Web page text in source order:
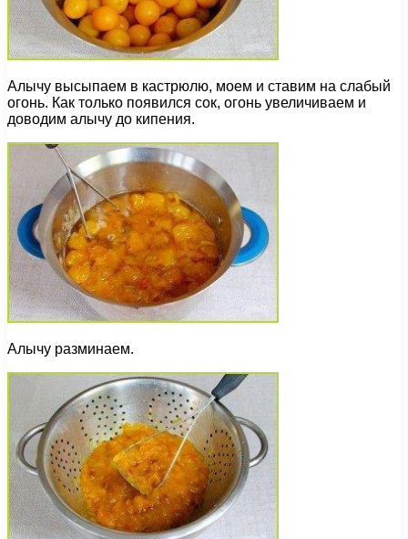
Алычу высыпаем в кастрюлю, моем и ставим на слабый
огонь. Как только появился сок, огонь увеличиваем и
доводим алычу до кипения.
Алычу разминаем.